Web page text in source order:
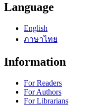
Language
English
ภาษาไทย
Information
For Readers
For Authors
For Librarians